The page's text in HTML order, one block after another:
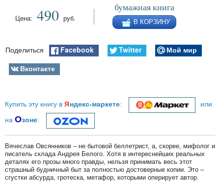
Цена: 490 руб.
бумажная книга
В КОРЗИНУ
Поделиться Facebook Twitter
Мой мир
Вконтакте
Купить эту книгу в яндекс-маркете: или
на Озоне:
Вячеслав Овсянников – не бытовой беллетрист, а, скорее, мифолог и
писатель склада Андрея Белого. Хотя в интереснейших реальных
деталях его прозы много правды, нельзя принимать весь этот
страшный будничный быт за полностью достоверные копии. Это –
сгустки абсурда, гротеска, метафор, которыми оперирует автор.